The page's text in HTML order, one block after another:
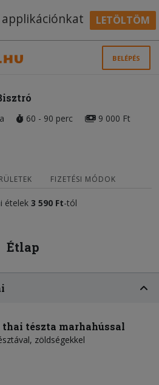
LETÖLTÖM
BELÉPÉS
60 - 90 perc 9 000 Ft
FIZETÉSI MÓDOK
ételek 3 590 Ft-tól
Étlap
thai tészta marhahússal
zöldségekkel